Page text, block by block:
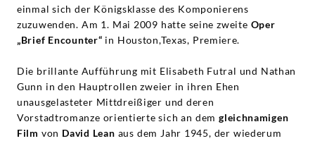
einmal sich der Königsklasse des Komponierens
zuzuwenden. Am 1. Mai 2009 hatte seine zweite Oper
„Brief Encounter“ in Houston,Texas, Premiere.
Die brillante Aufführung mit Elisabeth Futral und Nathan
Gunn in den Hauptrollen zweier in ihren Ehen
unausgelasteter Mittdreißiger und deren
Vorstadtromanze orientierte sich an demgleichnamigen
Film von David Lean aus dem Jahr 1945, der wiederum